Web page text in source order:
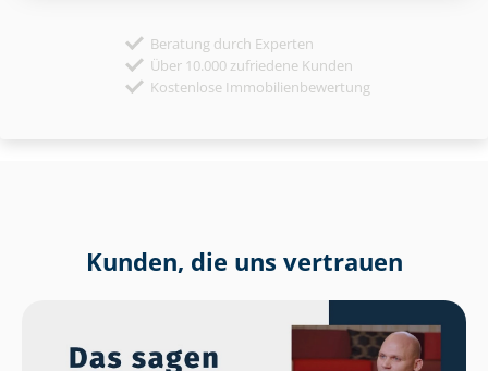
Beratung durch Experten
Über 10.000 zufriedene Kunden
Kostenlose Immobilienbewertung
Kunden, die uns vertrauen